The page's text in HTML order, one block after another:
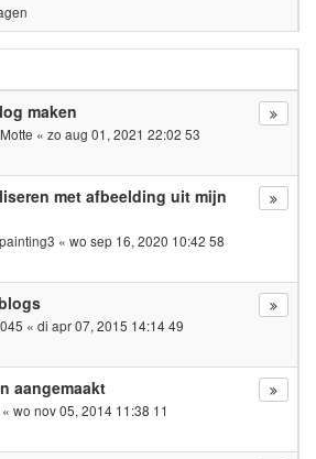
maken
« zo aug 01, 2021 22:02 53
met afbeelding uit mijn
« wo sep 16, 2020 10:42 58
« di apr 07, 2015 14:14 49
aangemaakt
« wo nov 05, 2014 11:38 11